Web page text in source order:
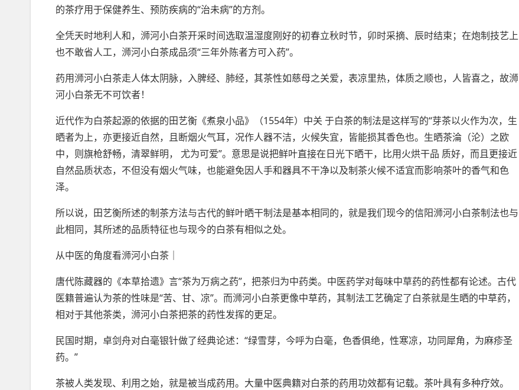
的茶疗用于保健养生、预防疾病的“治未病”的方剂。
全凭天时地利人和，浉河小白茶开采时间选取温湿度刚好的初春立秋时节，卯时采摘、辰时结束；在炮制技艺上
也不敢省人工，浉河小白茶成品须“三年外陈者方可入药”。
药用浉河小白茶走人体太阴脉，入脾经、肺经，其茶性如慈母之关爱，表凉里热，体质之顺也，人皆喜之，故浉
河小白茶无不可饮者！
近代作为白茶起源的依据的田艺衡《煮泉小品》（1554年）中关 于白茶的制法是这样写的“芽茶以火作为次，生
晒者为上，亦更接近自然，且断烟火气耳，况作人器不洁，火候失宜，皆能损其香色也。生晒茶淪（沦）之欧
中，则旗枪舒畅，清翠鲜明， 尤为可爱”。意思是说把鲜叶直接在日光下晒干，比用火烘干品 质好，而且更接近
自然品质状态，不但没有烟火气味，也能避免因人手和器具不干净以及制茶火候不适宜而影响茶叶的香气和色
泽。
所以说，田艺衡所述的制茶方法与古代的鲜叶晒干制法是基本相同的，就是我们现今的信阳浉河小白茶制法也与
此相同，其所述的品质特征也与现今的白茶有相似之处。
从中医的角度看浉河小白茶｜
唐代陈藏器的《本草拾遗》言“茶为万病之药”，把茶归为中药类。中医药学对每味中草药的药性都有论述。古代
医籍普遍认为茶的性味是“苦、甘、凉”。而浉河小白茶更像中草药，其制法工艺确定了白茶就是生晒的中草药，
相对于其他茶类，浉河小白茶把茶的药性发挥的更足。
民国时期，卓剑舟对白毫银针做了经典论述：“绿雪芽，今呼为白毫，色香俱绝，性寒凉，功同犀角，为麻疹圣
药。”
茶被人类发现、利用之始，就是被当成药用。大量中医典籍对白茶的药用功效都有记载。茶叶具有多种疗效。